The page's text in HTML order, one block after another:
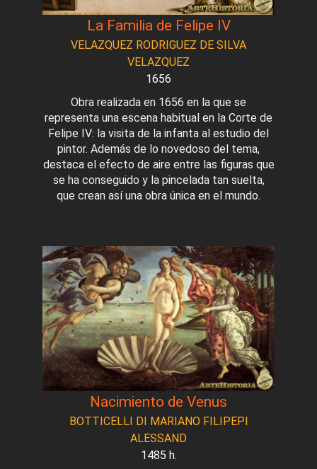
La Familia de Felipe IV
VELAZQUEZ RODRIGUEZ DE SILVA
VELAZQUEZ
1656
Obra realizada en 1656 en la que se
representa una escena habitual en la Corte de
Felipe IV: la visita de la infanta al estudio del
pintor. Además de lo novedoso del tema,
destaca el efecto de aire entre las figuras que
se ha conseguido y la pincelada tan suelta,
que crean así una obra única en el mundo.
Nacimiento de Venus
BOTTICELLI DI MARIANO FILIPEPI
ALESSAND
1485 h.